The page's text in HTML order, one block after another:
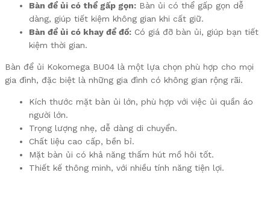
Bàn để ủi có thể gấp gọn: Bàn ủi có thể gấp gọn dễ
dàng, giúp tiết kiệm không gian khi cất giữ.
Bàn để ủi có khay để đồ: Có giá đỡ bàn ủi, giúp bạn tiết
kiệm thời gian.
Bàn để ủi Kokomega BU04 là một lựa chọn phù hợp cho mọi
gia đình, đặc biệt là những gia đình có không gian rộng rãi.
Kích thước mặt bàn ủi lớn, phù hợp với việc ủi quần áo
người lớn.
Trọng lượng nhẹ, dễ dàng di chuyển.
Chất liệu cao cấp, bền bỉ.
Mặt bàn ủi có khả năng thấm hút mồ hôi tốt.
Thiết kế thông minh, với nhiều tính năng tiện lợi.